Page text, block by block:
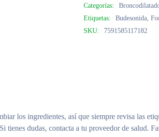
Categorías:
Etiquetas:
Budesonida,
SKU:
7591585117182
los ingredientes, así que siempre revisa las
dudas, contacta a tu proveedor de salud.